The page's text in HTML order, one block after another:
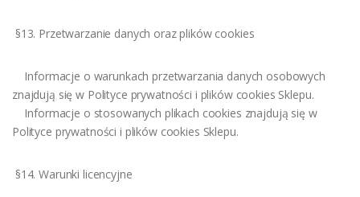
§13. Przetwarzanie danych oraz plików cookies
Informacje o warunkach przetwarzania danych osobowych
znajdują się w Polityce prywatności i plików cookies Sklepu.
Informacje o stosowanych plikach cookies znajdują się w
Polityce prywatności i plików cookies Sklepu.
§14. Warunki licencyjne